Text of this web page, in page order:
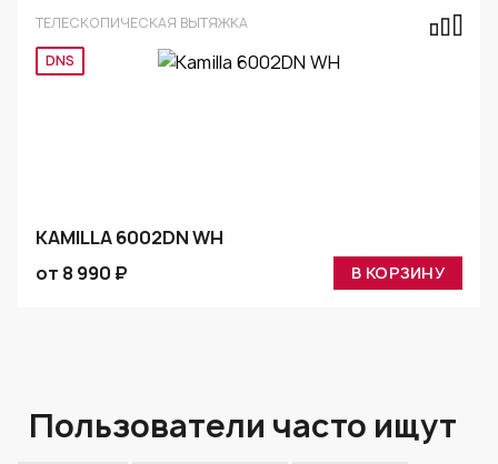
ТЕЛЕСКОПИЧЕСКАЯ ВЫТЯЖКА
DNS
KAMILLA 6002DN WH
от 8 990 ₽
В КОРЗИНУ
Пользователи часто ищут